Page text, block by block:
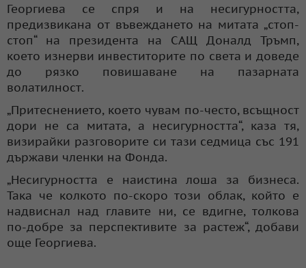
Георгиева се спря и на несигурността,
предизвикана от въвеждането на митата „стоп-
стоп“ на президента на САЩ Доналд Тръмп,
което изнерви инвеститорите по света и доведе
до рязко повишаване на пазарната
волатилност.
„Притеснението, което чувам по-често, всъщност
дори не са митата, а несигурността“, каза тя,
визирайки разговорите си тази седмица със 191
държави членки на Фонда.
„Несигурността е наистина лоша за бизнеса.
Така че колкото по-скоро този облак, който е
надвиснал над главите ни, се вдигне, толкова
по-добре за перспективите за растеж“, добави
още Георгиева.